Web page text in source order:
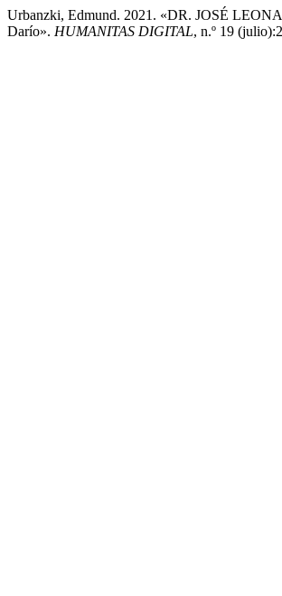
Urbanzki, Edmund. 2021. «DR. JOSÉ
Darío». HUMANITAS DIGITAL, n.º 19